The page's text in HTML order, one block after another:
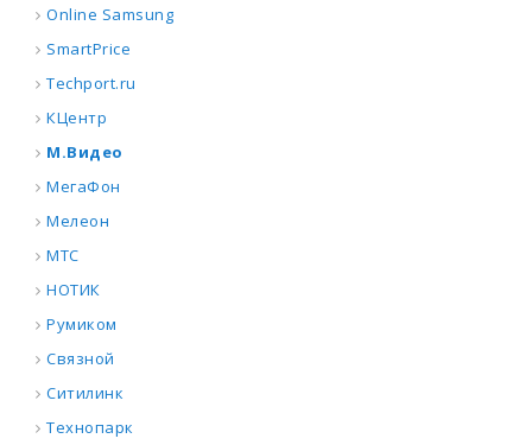
Online Samsung
SmartPrice
Techport.ru
КЦентр
М.Видео
МегаФон
Мелеон
МТС
НОТИК
Румиком
Связной
Ситилинк
Технопарк